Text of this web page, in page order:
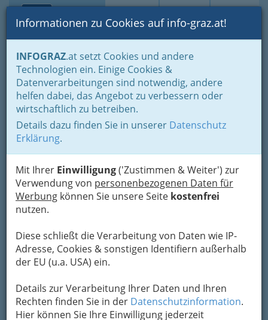
Suche Login Toggle
Informationen zu Cookies auf info-graz.at!
INFOGRAZ.at setzt Cookies und andere
Technologien ein. Einige Cookies &
Datenverarbeitungen sind notwendig, andere
helfen dabei, das Angebot zu verbessern oder
wirtschaftlich zu betreiben.
Details dazu finden Sie in unserer Datenschutz
Erklärung.
Mit Ihrer Einwilligung('Zustimmen & Weiter') zur
Verwendung von personenbezogenen Daten für
Werbung können Sie unsere Seite kostenfrei
nutzen.
Diese schließt die Verarbeitung von Daten wie IP-
Adresse, Cookies & sonstigen Identifiern außerhalb
der EU (u.a. USA) ein.
Details zur Verarbeitung Ihrer Daten und Ihren
Rechten finden Sie in der Datenschutzinformation.
Hier können Sie Ihre Einwilligung jederzeit
Home Branchen
Gastronomie - regional und international
Buschenschenken - Buschenschänken
Buschenschänke nach Orten
Leibnitz
Weingut und
Buschenschank Sternat
Eichberg 94, 8454 Arnfels
Karte
Adresse mit Google Maps anschauen
Kontaktaufnahme
Um die Info-Graz Firmenvor Spam-Mails zu